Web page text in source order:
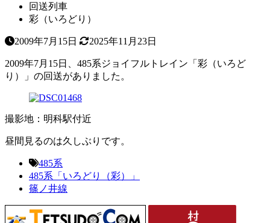
回送列車
彩（いろどり）
2009年7月15日 2025年11月23日
2009年7月15日、485系ジョイフルトレイン「彩（いろど
り）」の回送がありました。
撮影地：明科駅付近
昼間見るのは久しぶりです。
485系
485系「いろどり（彩）」
篠ノ井線